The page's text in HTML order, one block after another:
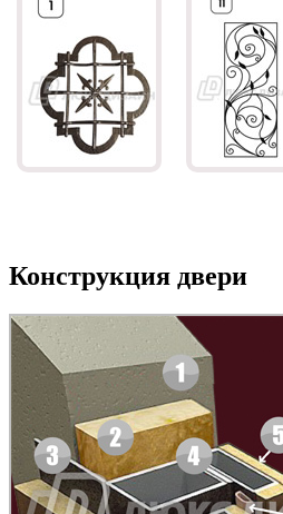
Д-36 46 30 Д-36 Н
Конструкция двери